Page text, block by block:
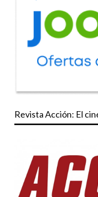
Revista Acción: El